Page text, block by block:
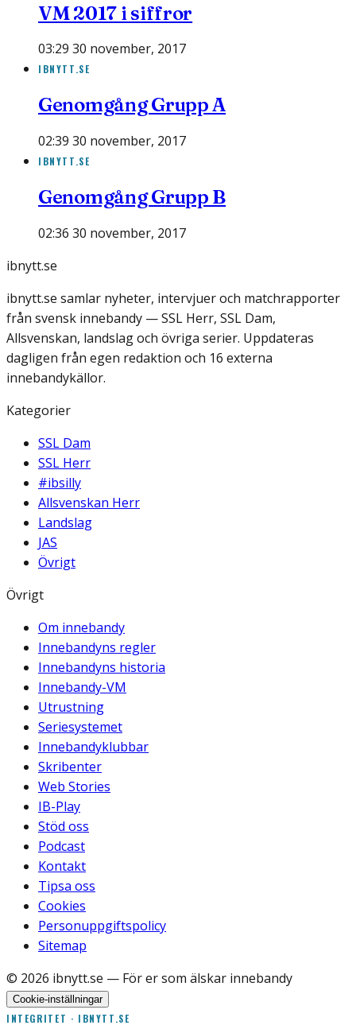
VM 2017 i siffror
03:29 30 november, 2017
IBNYTT.SE
Genomgång Grupp A
02:39 30 november, 2017
IBNYTT.SE
Genomgång Grupp B
02:36 30 november, 2017
ibnytt.se
ibnytt.se samlar nyheter, intervjuer och matchrapporter
från svensk innebandy — SSL Herr, SSL Dam,
Allsvenskan, landslag och övriga serier. Uppdateras
dagligen från egen redaktion och 16 externa
innebandykällor.
Kategorier
SSL Dam
SSL Herr
#ibsilly
Allsvenskan Herr
Landslag
JAS
Övrigt
Övrigt
Om innebandy
Innebandyns regler
Innebandyns historia
Innebandy-VM
Utrustning
Seriesystemet
Innebandyklubbar
Skribenter
Web Stories
IB-Play
Stöd oss
Podcast
Kontakt
Tipsa oss
Cookies
Personuppgiftspolicy
Sitemap
© 2026 ibnytt.se — För er som älskar innebandy
Cookie-inställningar
INTEGRITET · IBNYTT.SE